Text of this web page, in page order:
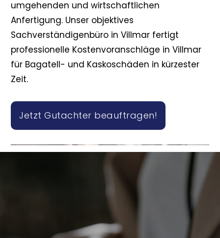
umgehenden und wirtschaftlichen
Anfertigung. Unser objektives
Sachverständigenbüro in Villmar fertigt
professionelle Kostenvoranschläge in Villmar
für Bagatell- und Kaskoschäden in kürzester
Zeit.
Jetzt Gutachter beauftragen!